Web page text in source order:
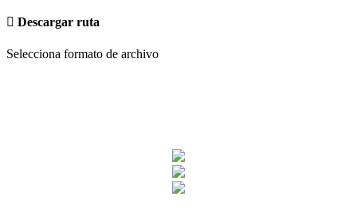
Descargar ruta
Selecciona formato de archivo